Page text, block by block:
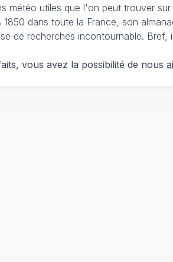
météo utiles que l'on peut trouver
dans toute la France, son
de recherches incontournable.
vous avez la possibilité de nous